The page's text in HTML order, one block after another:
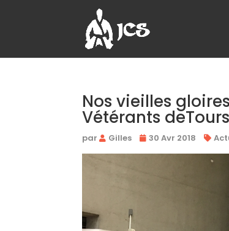
Nos vieilles
Vétérants deTours
par Gilles 30 Avr 2018